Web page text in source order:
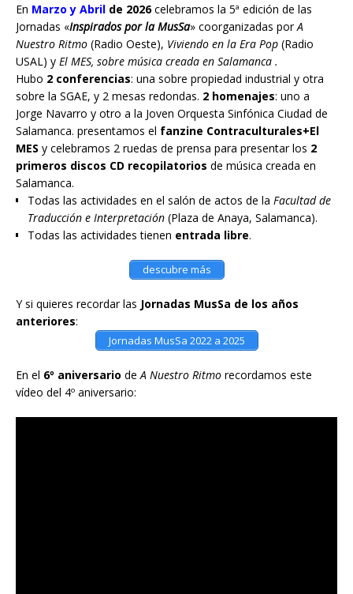
En Marzo y Abril de 2026celebramos la 5ª edición de las
Jornadas «Inspirados por la MusSa» coorganizadas porA
Nuestro Ritmo (Radio Oeste), Viviendo en la Era Pop (Radio
USAL) y El MES, sobre música creada en Salamanca .
Hubo 2 conferencias: una sobre propiedad industrial y otra
sobre la SGAE, y 2 mesas redondas. 2 homenajes: uno a
Jorge Navarro y otro a la Joven Orquesta Sinfónica Ciudad de
Salamanca. presentamos el fanzine Contraculturales+El
MES y celebramos 2 ruedas de prensa para presentar los 2
primeros discos CD recopilatorios de música creada en
Salamanca.
Todas las actividades en el salón de actos de la Facultad de
Traducción e Interpretación (Plaza de Anaya, Salamanca).
Todas las actividades tienen entrada libre.
descubre más
Y si quieres recordar las Jornadas MusSa de los años
anteriores:
Jornadas MusSa 2022 a 2025
En el 6º aniversario deA Nuestro Ritmo recordamos este
vídeo del 4º aniversario: